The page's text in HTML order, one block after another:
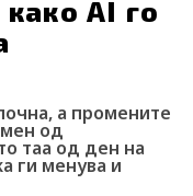
u
t
i
t
o
e
AI го
а промените
од
таа од ден на
ги менува и